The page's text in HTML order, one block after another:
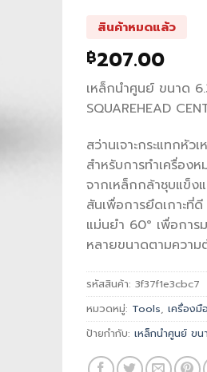
สินค้าหมดแล้ว
฿207.00
เหล็กนำศูนย์ ขนาด
SQUAREHEAD
สว่านเจาะกระแทกหัว
สำหรับการทำเครื่อง
จากเหล็กกล้าชุบแข็ง
สันเพื่อการยึดเกาะที่
แม่นยำ 60° เพื่อการ
หลายขนาดตามควา
รหัสสินค้า: 3f37f1e3cbc7
หมวดหมู่: Tools, เครื่อง
ป้ายกำกับ: เหล็กนำศูนย์ ขน